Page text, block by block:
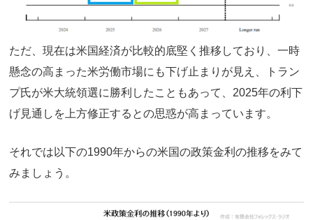
ただ、現在は米国経済が比較的底堅く推移しており、一時
懸念の高まった米労働市場にも下げ止まりが見え、トラン
プ氏が米大統領選に勝利したこともあって、2025年の利下
げ見通しを上方修正するとの思惑が高まっています。
それでは以下の1990年からの米国の政策金利の推移をみて
みましょう。